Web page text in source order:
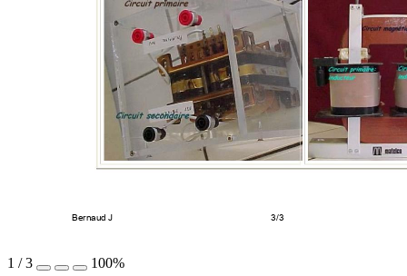
Bernaud J 3/3
1 /3 100%